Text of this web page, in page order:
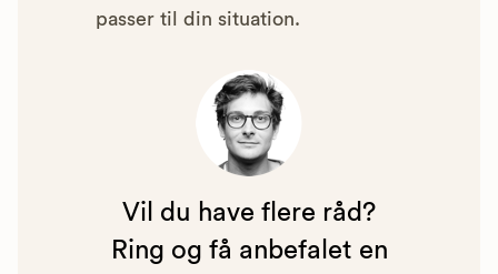
passer til din situation.
Vil du have flere råd?
Ring og få anbefalet en